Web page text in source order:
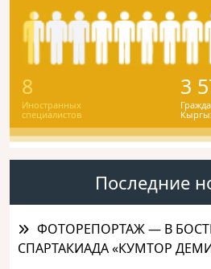
8
Иностранных
специалистов
3
Последние
ФОТОРЕПОРТАЖ — В
СПАРТАКИАДА «КУМТОР